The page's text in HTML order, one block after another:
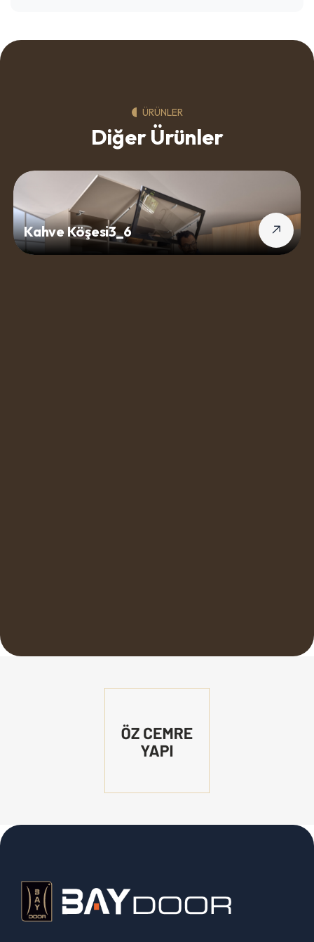
ÜRÜNLER
Diğer Ürünler
Kahve Köşesi3_6